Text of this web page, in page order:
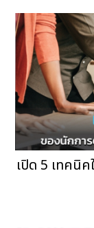
เปิด 5 เทคนิ